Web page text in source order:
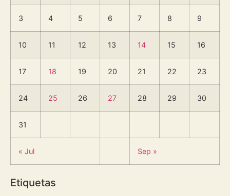
3 4 5 6 7 8 9
10 11 12 13 14 15 16
17 18 19 20 21 22 23
24 25 26 27 28 29 30
31
« Jul Sep »
Etiquetas